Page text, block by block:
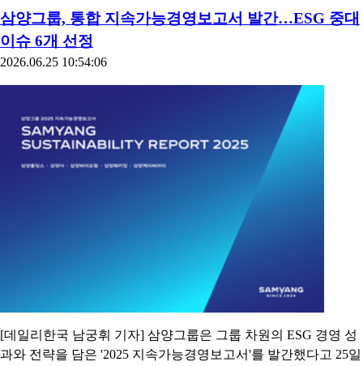
삼양그룹, 통합 지속가능경영보고서 발간…ESG 중대
이슈 6개 선정
2026.06.25 10:54:06
[데일리한국 남궁휘 기자] 삼양그룹은 그룹 차원의 ESG 경영 성
과와 전략을 담은 '2025 지속가능경영보고서'를 발간했다고 25일